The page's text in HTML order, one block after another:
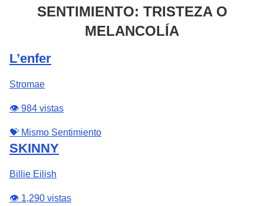
SENTIMIENTO: TRISTEZA O
MELANCOLÍA
L’enfer
Stromae
👁️ 984 vistas
💝 Mismo Sentimiento
SKINNY
Billie Eilish
👁️ 1,290 vistas